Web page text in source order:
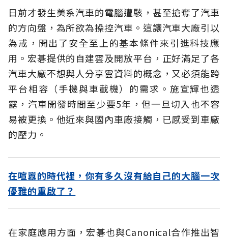
日前才發生美系汽車的電腦遭駭，甚至搶奪了汽車
的方向盤，為所欲為操控汽車。這讓汽車大廠引以
為戒，開出了安全至上的基本條件來引進科技應
用。宏碁提供的自建雲及開放平台，正好滿足了各
汽車大廠不想與人分享雲資料的概念，又必須能跨
平台相容（手機與車載機）的需求。施宣輝也透
露，汽車開發時間至少要5年，但一旦切入也不容
易被更換。他近來與國內車廠接觸，已感受到車廠
的壓力。
在喧囂的時代裡，你有多久沒有給自己的大腦一次
優雅的重啟了？
在家庭應用方面，宏碁也與Canonical合作推出智